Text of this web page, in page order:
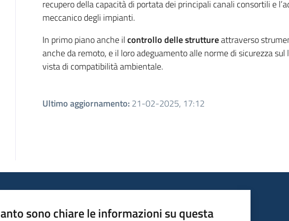
recupero della capacità di portata dei principali canali consortili e
meccanico degli impianti.
In primo piano anche ilcontrollodelle struttureattraverso
anche da remoto, e il loro adeguamento alle norme di sicurezza sul
vista di compatibilità ambientale.
Ultimo aggiornamento:21-02-2025, 17:12
sono chiare le informazioni su questa